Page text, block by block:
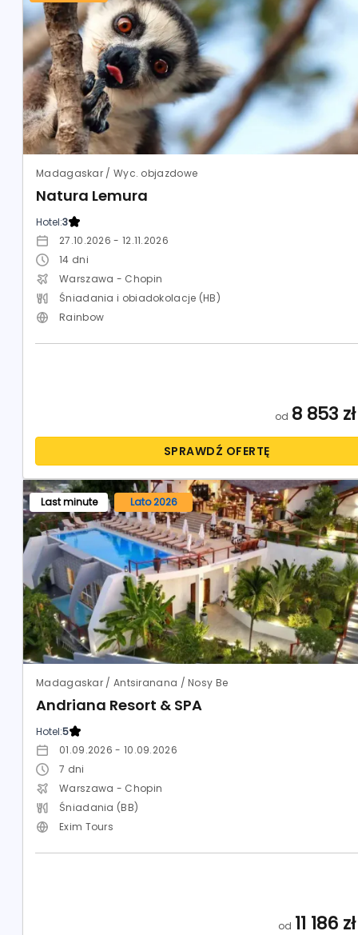
Madagaskar / Wyc. objazdowe
Natura Lemura
Hotel:3
27.10.2026 - 12.11.2026
14 dni
Warszawa - Chopin
Śniadania i obiadokolacje (HB)
Rainbow
od 8 853 zł
SPRAWDŹ OFERTĘ
Last minute Lato 2026
Madagaskar / Antsiranana / Nosy Be
Andriana Resort & SPA
Hotel:5
01.09.2026 - 10.09.2026
7 dni
Warszawa - Chopin
Śniadania (BB)
Exim Tours
od 11 186 zł